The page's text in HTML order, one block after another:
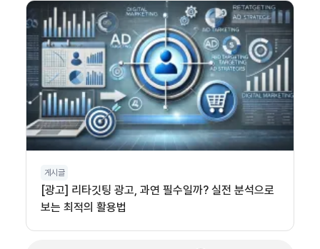
게시글
[광고] 리타깃팅 광고, 과연 필수일까? 실전 분석으로
보는 최적의 활용법